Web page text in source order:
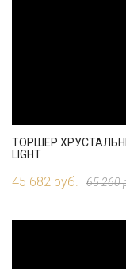
ТОРШЕР
LIGHT
45 682 руб. 65 260